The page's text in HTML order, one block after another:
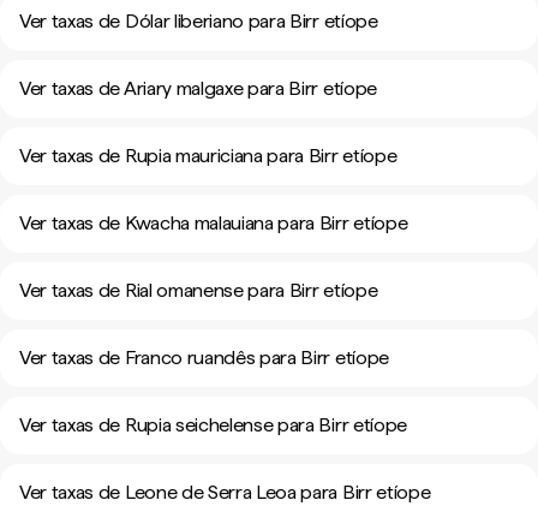
Ver taxas de Dólar liberiano para Birr etíope
Ver taxas de Ariary malgaxe para Birr etíope
Ver taxas de Rupia mauriciana para Birr etíope
Ver taxas de Kwacha malauiana para Birr etíope
Ver taxas de Rial omanense para Birr etíope
Ver taxas de Franco ruandês para Birr etíope
Ver taxas de Rupia seichelense para Birr etíope
Ver taxas de Leone de Serra Leoa para Birr etíope